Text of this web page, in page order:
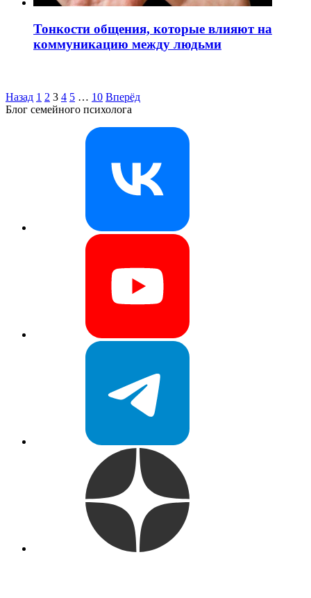
Тонкости общения, которые влияют на
коммуникацию между людьми
Назад 1 2 3 4 5 … 10 Вперёд
Блог семейного психолога